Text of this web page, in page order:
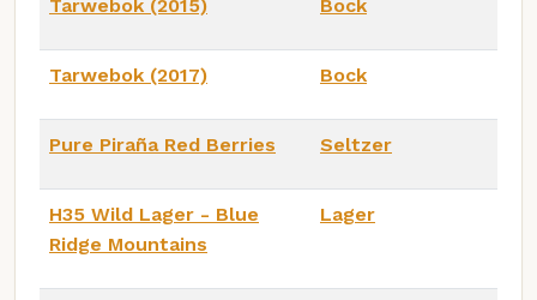
Tarwebok (2015) Bock
Tarwebok (2017) Bock
Pure Piraña Red Berries Seltzer
H35 Wild Lager - Blue
Ridge Mountains
Lager